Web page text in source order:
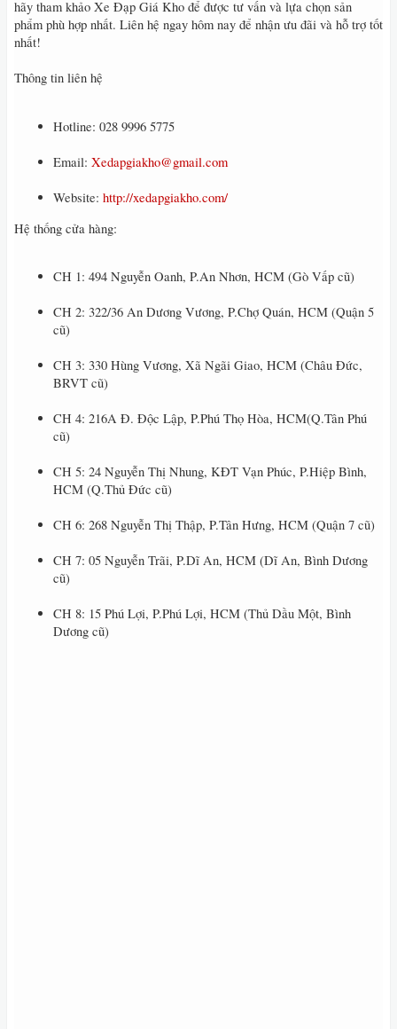
hãy tham khảo Xe Đạp Giá Kho để được tư vấn và lựa chọn sản
phẩm phù hợp nhất. Liên hệ ngay hôm nay để nhận ưu đãi và hỗ trợ tốt
nhất!
Thông tin liên hệ
Hotline: 028 9996 5775
Email: Xedapgiakho@gmail.com
Website: http://xedapgiakho.com/
Hệ thống cửa hàng:
CH 1: 494 Nguyễn Oanh, P.An Nhơn, HCM (Gò Vấp cũ)
CH 2: 322/36 An Dương Vương, P.Chợ Quán, HCM (Quận 5
cũ)
CH 3: 330 Hùng Vương, Xã Ngãi Giao, HCM (Châu Đức,
BRVT cũ)
CH 4: 216A Đ. Độc Lập, P.Phú Thọ Hòa, HCM(Q.Tân Phú
cũ)
CH 5: 24 Nguyễn Thị Nhung, KĐT Vạn Phúc, P.Hiệp Bình,
HCM (Q.Thủ Đức cũ)
CH 6: 268 Nguyễn Thị Thập, P.Tân Hưng, HCM (Quận 7 cũ)
CH 7: 05 Nguyễn Trãi, P.Dĩ An, HCM (Dĩ An, Bình Dương
cũ)
CH 8: 15 Phú Lợi, P.Phú Lợi, HCM (Thủ Dầu Một, Bình
Dương cũ)